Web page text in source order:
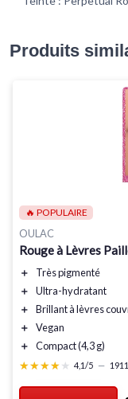
Produits
🔥 POPULAIRE
OULAC
Rouge à Lèvres
＋
Très pigmenté
＋
Ultra-hydratant
＋
Brillant à lèvres
＋
Vegan
＋
Compact (4,3 g)
★★★★★
★★★★★ 4,1/5 —